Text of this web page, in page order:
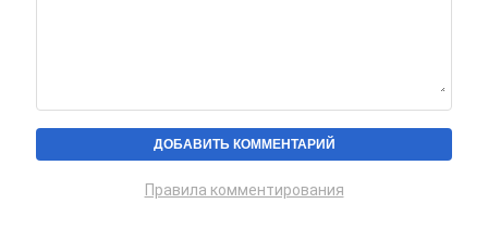
Правила комментирования